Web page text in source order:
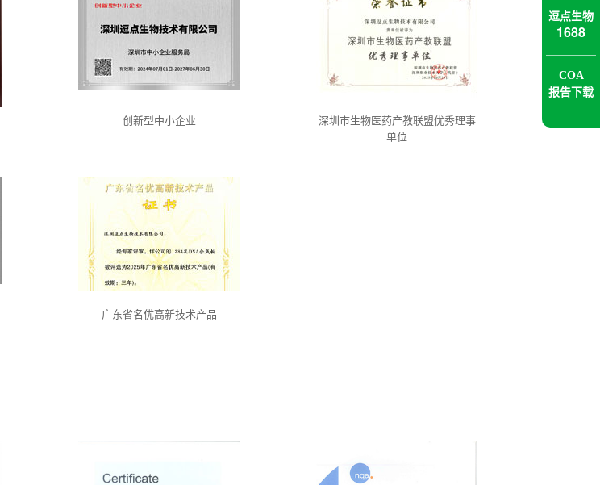
创新型中小企业
深圳市生物医药产教联盟优秀理事
单位
广东省名优高新技术产品
逗点生物
1688
COA
报告下载